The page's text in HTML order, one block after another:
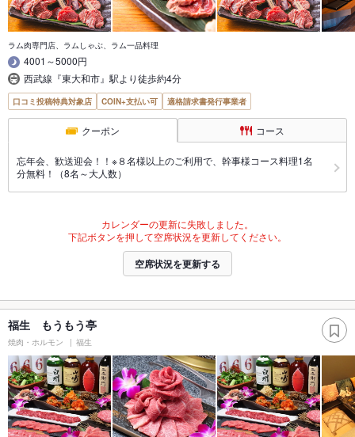
ラム肉専門店、ラムしゃぶ、ラム一品料理
4001～5000円
西武線『東大和市』駅より徒歩約4分
口コミ投稿特典対象店 COIN+支払い可 適格請求書発行事業者
クーポン コース
忘年会、歓送迎会！！※８名様以上のご利用で、幹事様コース料理1名
分無料！（8名～大人数）
カレンダーの更新に失敗しました。
下記ボタンを押して空席状況を更新してください。
空席状況を更新する
福生 もうもう亭
焼肉・ホルモン 福生